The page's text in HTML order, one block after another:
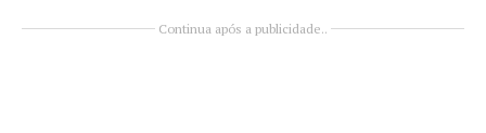
Continua após a publicidade..